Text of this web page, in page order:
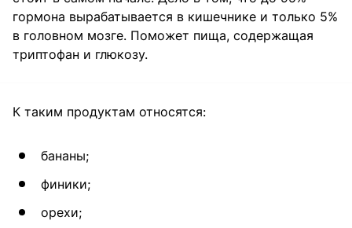
гормона вырабатывается в кишечнике и только 5%
в головном мозге. Поможет пища, содержащая
триптофан и глюкозу.
К таким продуктам относятся:
бананы;
финики;
орехи;